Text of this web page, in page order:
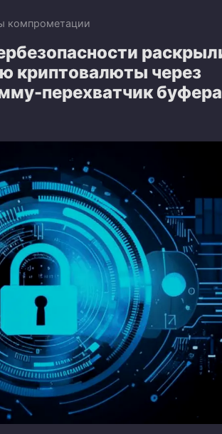
компрометации
криптовалюты через
перехватчик буфера